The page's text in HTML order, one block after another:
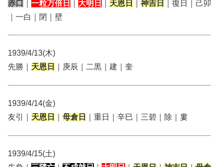
赤口
一粒万倍日 大明日 天恩日 神吉日
｜復日｜己卯
｜一白｜閉｜壁
1939/4/13(木)
先勝｜ 天恩日 ｜庚辰｜二黒｜建｜奎
1939/4/14(金)
友引｜ 天恩日 母倉日 ｜重日｜辛巳｜三碧｜除｜婁
1939/4/15(土)